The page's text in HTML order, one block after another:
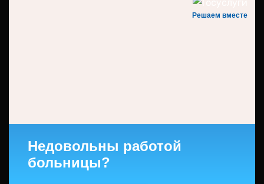
Решаем вместе
Недовольны работой
больницы?